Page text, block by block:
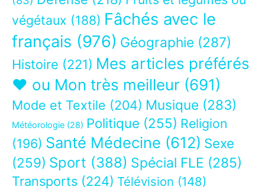
végétaux (188) Fâchés avec le
français (976) Géographie (287)
Histoire (221) Mes articles préférés
❤ ou Mon très meilleur (691)
Mode et Textile (204) Musique (283)
Météorologie (28) Politique (255) Religion
(196) Santé Médecine (612) Sexe
(259) Sport (388) Spécial FLE (285)
Transports (224) Télévision (148)